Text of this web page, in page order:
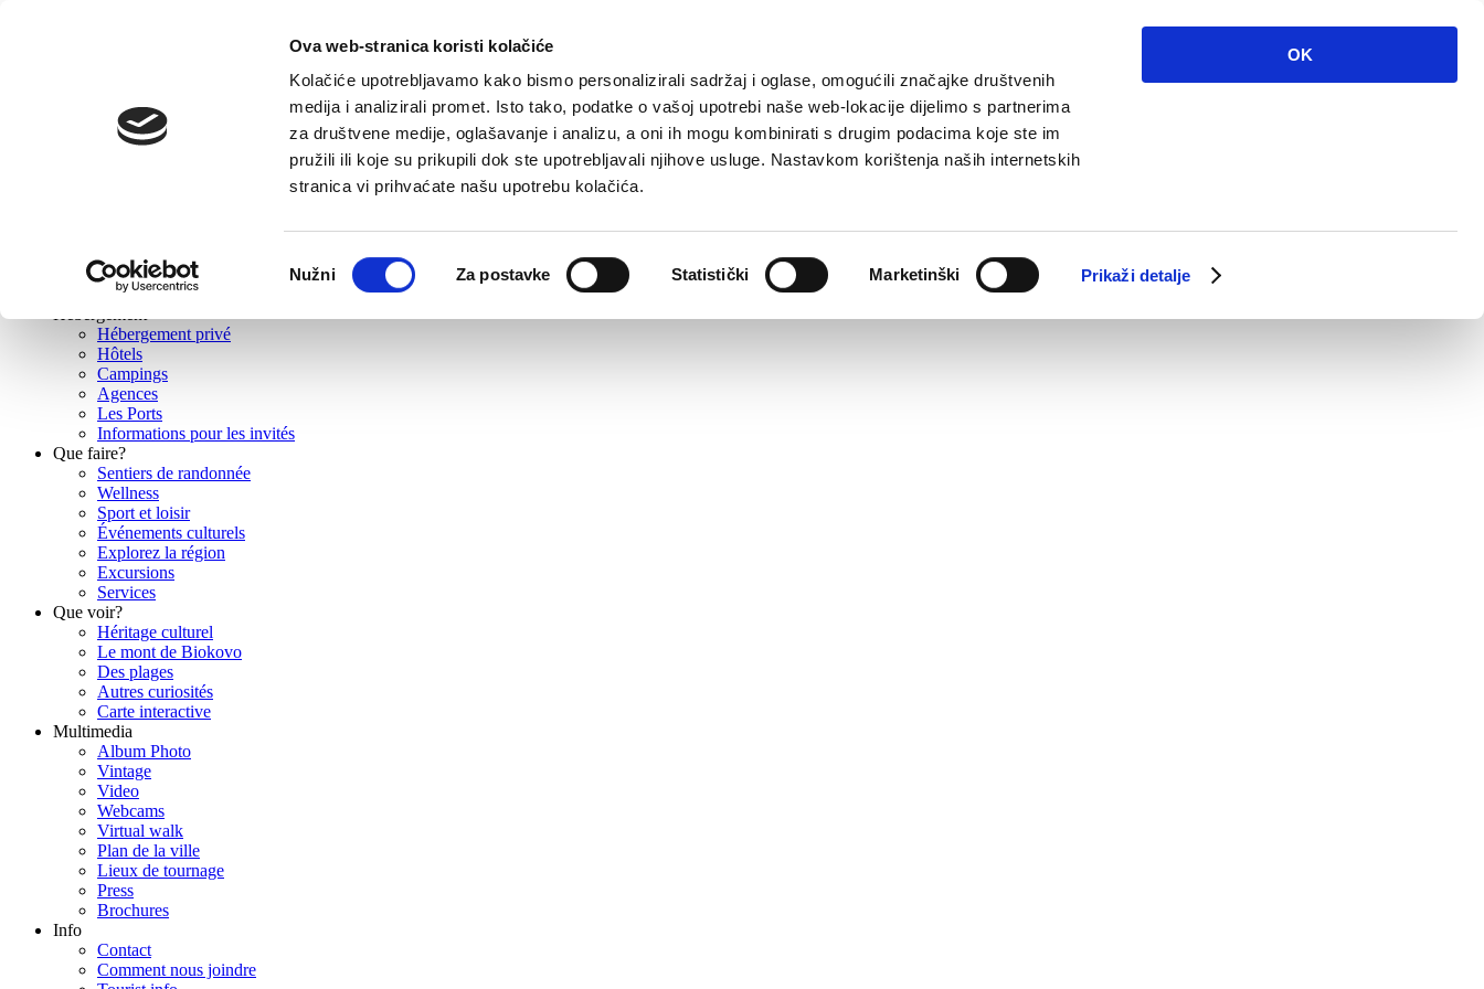
Ova web-stranica koristi kolačiće
Kolačiće upotrebljavamo kako bismo personalizirali sadržaj i oglase, omogućili značajke društvenih
medija i analizirali promet. Isto tako, podatke o vašoj upotrebi naše web-lokacije dijelimo s partnerima
za društvene medije, oglašavanje i analizu, a oni ih mogu kombinirati s drugim podacima koje ste im
pružili ili koje su prikupili dok ste upotrebljavali njihove usluge. Nastavkom korištenja naših internetskih
stranica vi prihvaćate našu upotrebu kolačića.
pristanka
Nužni Za postavke Statistički Marketinški Prikaži detalje
OK
Destination
Historie
Climat
Hébergement privé
Hôtels
Campings
Agences
Les Ports
Informations pour les invités
Que faire?
Sentiers de randonnée
Wellness
Sport et loisir
Événements culturels
Explorez la région
Excursions
Services
Que voir?
Héritage culturel
Le mont de Biokovo
Des plages
Autres curiosités
Carte interactive
Multimedia
Album Photo
Vintage
Video
Webcams
Virtual walk
Plan de la ville
Lieux de tournage
Press
Brochures
Info
Contact
Comment nous joindre